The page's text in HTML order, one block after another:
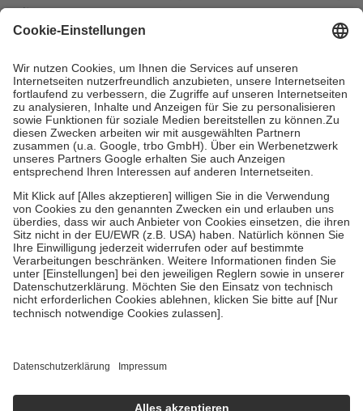
mit.
Grundsätzlich leisten Mitglieder Zuzahlungen in Höhe von zehn
höchstens zehn Euro.
Es sind jedoch nie mehr als die tatsächlichen
Kosten der Leistung zu entrichten.
Diese Regeln gelten grundsätzlich auch für Online-Apotheken.
Bei Heilmitteln und häuslicher Krankenpflege beträgt die
Zuzahlung zehn Prozent der Kosten sowie zehn Euro je
Verordnung.
Um das Engagement der Versicherten für ihre eigene Gesundheit zu
stärken und die besondere Stellung der Familie zu unterstützen,
fallenkeine Zuzahlungenan bei:
• Kindern und Jugendlichen bis zum vollendeten 18. Lebensjahr
mit Ausnahme der Fahrkosten
• Untersuchungen zur Vorsorge und Früherkennung, die von der
GKV getragen werden
• empfohlenen Schutzimpfungen
• Harn- und Blutteststreifen
getroffen, um sicherzustellen, dass es sich um echte Bewertungen
https://help.etrusted.com/hc/de/articles/4419944605341